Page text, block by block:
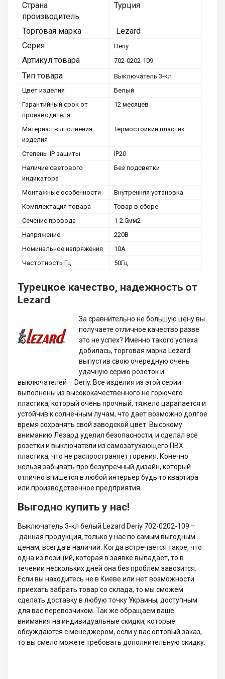
Страна
производитель
Турция
Торговая марка
Lezard
Серия
Deriy
Артикул товара 702-0202-109
Тип товара
Выключатель 3-кл
Цвет изделия
Белый
Гарантийный срок от
производителя
12 месяцев
Материал выполнения
изделия
Термостойкий пластик
Степень IP защиты
IP20
Наличие светового
индикатора
Без подсветки
Монтажные особенности
Внутренняя установка
Комплектация товара
Товар в сборе
Сечение провода
1-2.5мм2
Напряжение
220В
Номинальное напряжения
10А
Частотность Гц
50Гц
Турецкое качество, надежность от
Lezard
За сравнительно не большую цену вы
получаете отличное качество разве
это не успех? Именно такого успеха
добилась, торговая марка Lezard
выпустив свою очередную очень
удачную серию розеток и
выключателей – Deriy. Все изделия из этой серии
выполнены из высококачественного не горючего
пластика, который очень прочный, тяжело царапается и
устойчив к солнечным лучам, что дает возможно долгое
время сохранять свой заводской цвет. Высокому
вниманию Лезард уделил безопасности, и сделал все
розетки и выключатели из самозатухающего ПВХ
пластика, что не распространяет горения. Конечно
нельзя забывать про безупречный дизайн, который
отлично впишется в любой интерьер будь то квартира
или производственное предприятия.
Выгодно купить у нас!
Выключатель 3-кл белый Lezard Deriy 702-0202-109 –
данная продукция, только у нас по самым выгодным
ценам, всегда в наличии. Когда встречается такое, что
одна из позиций, которая в заявке выпадает, то в
течении нескольких дней она без проблем завозится.
Если вы находитесь не в Киеве или нет возможности
приехать забрать товар со склада, то мы сможем
сделать доставку в любую точку Украины, доступным
для вас перевозчиком. Так же обращаем ваше
внимания на индивидуальные скидки, которые
обсуждаются с менеджером, если у вас оптовый заказ,
то вы смело можете требовать дополнительную скидку.